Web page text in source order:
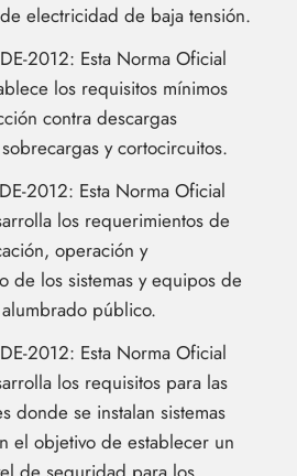
electricidad de baja tensión.
2012: Esta Norma Oficial
los requisitos mínimos
contra descargas
y cortocircuitos.
2012: Esta Norma Oficial
los requerimientos de
operación y
de los sistemas y equipos de
público.
2012: Esta Norma Oficial
los requisitos para las
donde se instalan sistemas
el objetivo de establecer un